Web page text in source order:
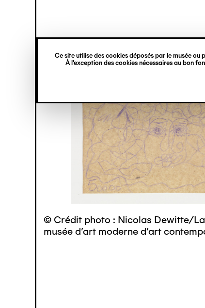
Ce site utilise des cookies déposés par le musée
À l’exception des cookies nécessaires au bon
principal
verticale
© Crédit photo : Nicolas Dewitte/
musée d’art moderne d’art